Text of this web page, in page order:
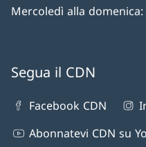
Mercoledì alla domenica:
Segua il CDN
Facebook CDN
Abonnatevi CDN su